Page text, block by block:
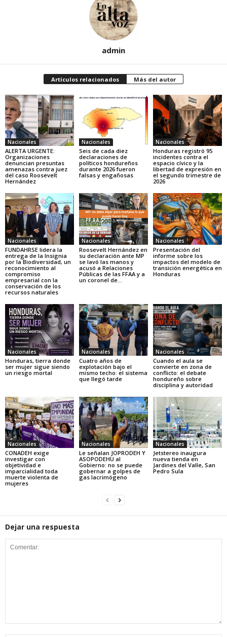
admin
Artículos relacionados Más del autor
Nacionales
ALERTA URGENTE:
Organizaciones
denuncian presuntas
amenazas contra juez
del caso Roosevelt
Hernández
Nacionales
Seis de cada diez
declaraciones de
políticos hondureños
durante 2026 fueron
falsas y engañosas
Nacionales
Honduras registró 95
incidentes contra el
espacio cívico y la
libertad de expresión en
el segundo trimestre de
2026
Nacionales
FUNDAHRSE lidera la
entrega de la Insignia
por la Biodiversidad, un
reconocimiento al
compromiso
empresarial con la
conservación de los
recursos naturales
Nacionales
Roosevelt Hernández en
su declaración ante MP
se lavó las manos y
acusó a Relaciones
Públicas de las FFAA y a
un coronel de...
Nacionales
Presentación del
informe sobre los
impactos del modelo de
transición energética en
Honduras
Nacionales
Honduras, tierra donde
ser mujer sigue siendo
un riesgo mortal
Nacionales
Cuatro años de
explotación bajo el
mismo techo: el sistema
que llegó tarde
Nacionales
Cuando el aula se
convierte en zona de
conflicto: el debate
hondureño sobre
disciplina y autoridad
Nacionales
CONADEH exige
investigar con
objetividad e
imparcialidad toda
muerte violenta de
mujeres
Nacionales
Le señalan JOPRODEH Y
ASOPODEHU al
Gobierno: no se puede
gobernar a golpes de
gas lacrimógeno
Nacionales
Jetstereo inaugura
nueva tienda en
Jardines del Valle, San
Pedro Sula
Dejar una respuesta